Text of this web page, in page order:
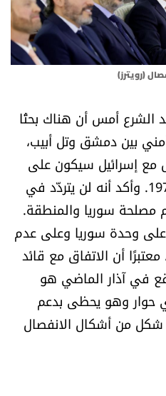
(رويترز)
أمس أن هناك بحثًا
بين دمشق وتل أبيب،
مع إسرائيل سيكون على
أساس خط الهدنة لعام 1974. وأكد أنه لن يتردّد في
مصلحة سوريا والمنطقة.
وحدة سوريا وعلى عدم
أن الاتفاق مع قائد
في آذار الماضي هو
حوار وهو يحظى بدعم
من أشكال الانفصال